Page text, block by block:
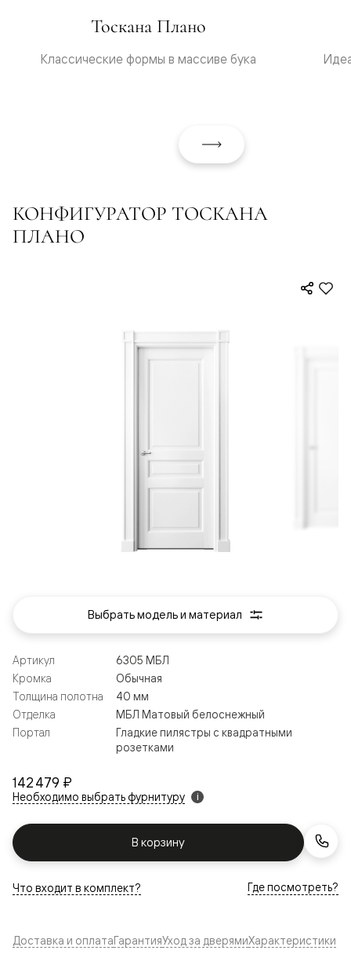
Тоскана Плано
Классические формы в массиве бука
КОНФИГУРАТОР ТОСКАНА
ПЛАНО
142 479 ₽
Необходимо выбрать фурнитуру i
В корзину
Артикул
6305 МБЛ
Кромка
Обычная
Толщина полотна
40 мм
Отделка
МБЛ Матовый белоснежный
Портал
Гладкие пилястры с квадратными
розетками
Что входит в комплект? Где посмотреть?
Выбрать модель и материал
Доставка и оплатаГарантияУход за дверямиХарактеристики